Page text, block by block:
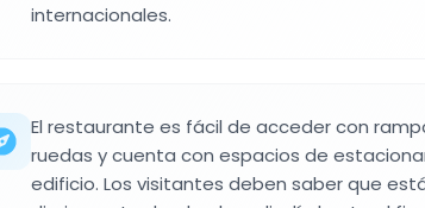
internacionales.
El restaurante es fácil de acceder con
ruedas y cuenta con espacios de
edificio. Los visitantes deben saber que